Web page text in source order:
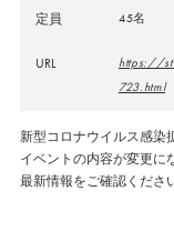
定員 45名
URL
https://
723.html
新型コロナウイルス感染
イベントの内容が変更に
最新情報をご確認くださ